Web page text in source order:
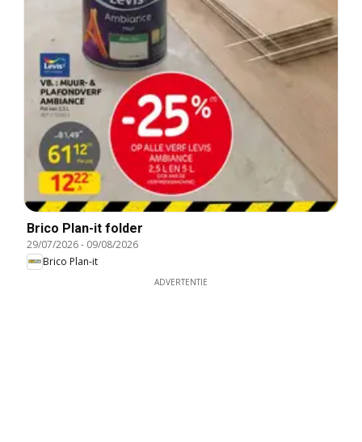
Brico Plan-it folder
29/07/2026- 09/08/2026
Brico Plan-it
ADVERTENTIE